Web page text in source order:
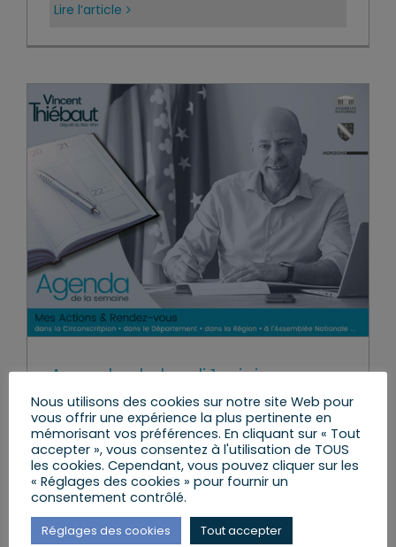
Lire l’article
Agenda du lundi 1er juin au
dimanche 7 juin 2026
lundi, 1 Juin 2026 | Agenda de la semaine,Mes
Actions
Lire l’article
Nous utilisons des cookies sur notre site Web pour
vous offrir une expérience la plus pertinente en
mémorisant vos préférences. En cliquant sur « Tout
accepter », vous consentez à l'utilisation de TOUS
les cookies. Cependant, vous pouvez cliquer sur les
« Réglages des cookies » pour fournir un
consentement contrôlé.
Réglages des cookies Tout accepter